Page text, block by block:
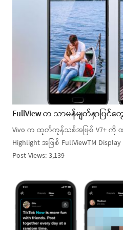
FullView က သာမန်မျက်နှာပြ
Vivo က ထုတ်ကုန်သစ်အဖြစ် V7+
Highlight အဖြစ် FullViewTM
Post Views: 3,139